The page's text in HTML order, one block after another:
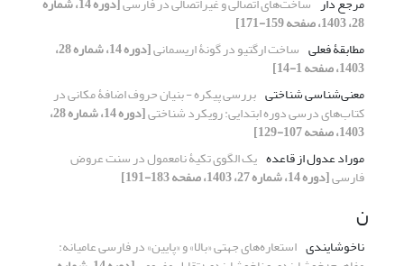
28، 1403، صفحه 159-171]
مطابقۀ فعلی ساخت ارگتیو در گونۀ اریسمانی [دوره 14، شماره 28،
1403، صفحه 1-14]
معنی‌شناسی شناختی بررسی پیکره - بنیان حروف اضافۀ مکانی در
کتاب‌های درسی دوره ابتدایی: رویکرد شناختی [دوره 14، شماره 28،
1403، صفحه 107-129]
موراد عدول از قاعده یک الگوی تکیۀ نامعمول در سنت عروض
فارسی[دوره 14، شماره 27، 1403، صفحه 183-191]
ن
ناخوشایندی استعاره‌های جهتی «بالا» و «پایین» در فارسی عامیانه: